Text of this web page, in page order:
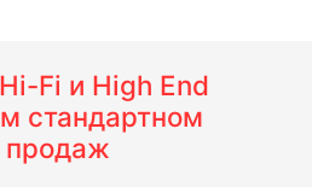
Fi и High End
стандартном
продаж